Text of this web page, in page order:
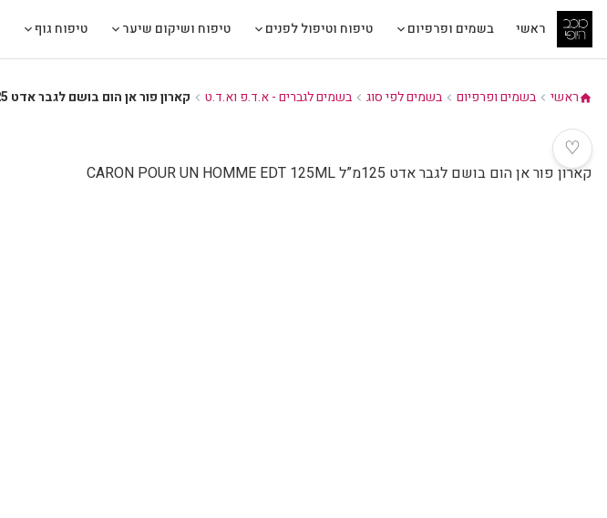
ראשי בשמים ופרפיום טיפוח וטיפול לפנים טיפוח ושיקום שיער טיפוח גוף
homeראשי chevron_left בשמים ופרפיום chevron_left בשמים לפי סוג chevron_left בשמים לגברים - א.ד.פ וא.ד.ט chevron_left קארון פור אן הום בושם לגבר אדט 125מ”ל CARON POUR UN HOMME EDT 125ML
♡
קארון פור אן הום בושם לגבר אדט 125מ”ל CARON POUR UN HOMME EDT 125ML